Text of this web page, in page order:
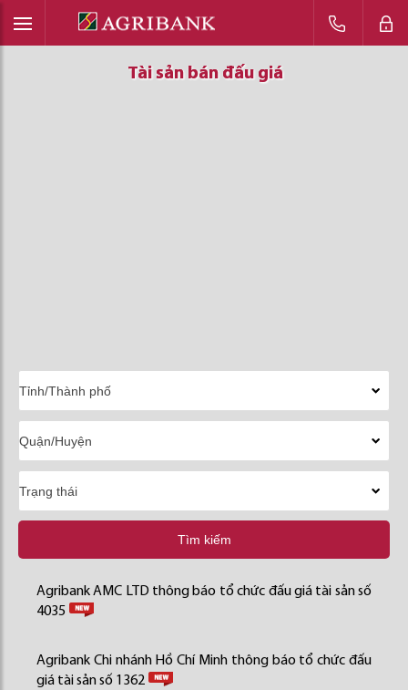
Tài sản bán đấu giá
Tài sản bán đấu giá
Tài sản bán đấu giá
Tìm kiếm
Agribank AMC LTD thông báo tổ chức đấu giá tài sản số
4035
Agribank Chi nhánh Hồ Chí Minh thông báo tổ chức đấu
giá tài sản số 1362